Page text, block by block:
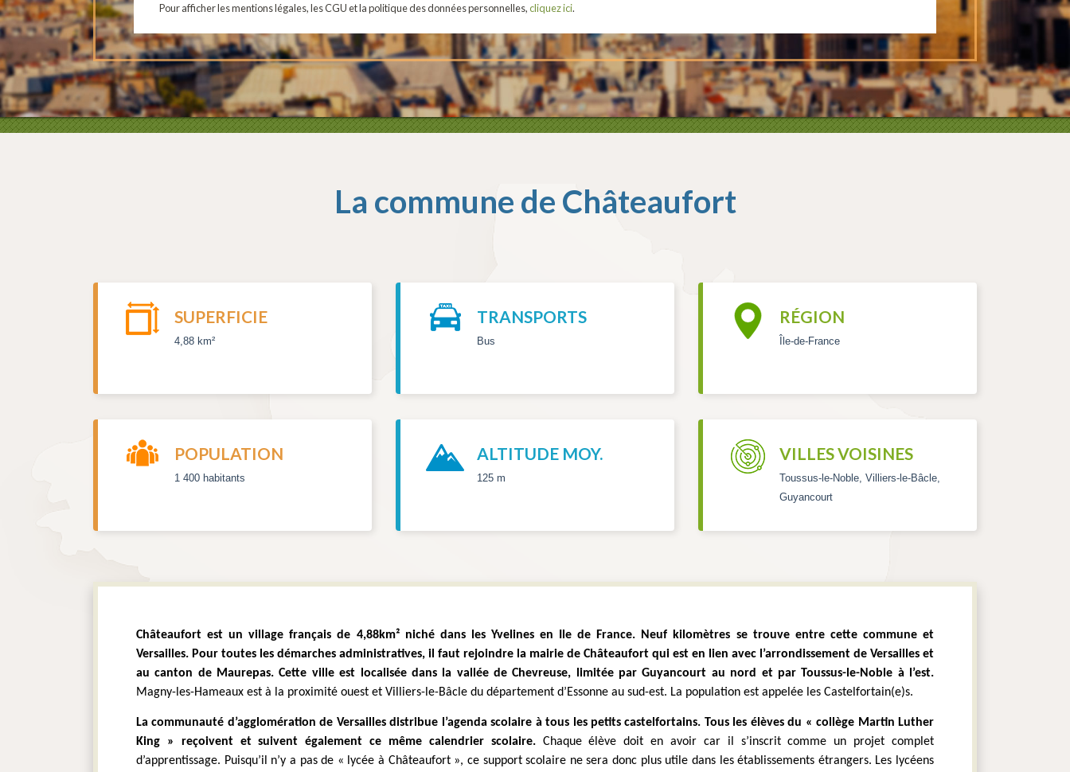
Pour afficher les mentions légales, les CGU et la politique des données personnelles,cliquez ici.
La commune de Châteaufort
SUPERFICIE
4,88 km²
POPULATION
1 400 habitants
TRANSPORTS
Bus
ALTITUDE MOY.
125 m
RÉGION
Île-de-France
VILLES VOISINES
Toussus-le-Noble, Villiers-le-Bâcle,
Guyancourt
Châteaufort est un village français de 4,88km² niché dans les Yvelines en Ile de France. Neuf kilomètres se trouve entre cette commune et
Versailles. Pour toutes les démarches administratives, il faut rejoindre la mairie de Châteaufort qui est en lien avec l’arrondissement de Versailles et
Magny-les-Hameaux est à la proximité ouest et Villiers-le-Bâcle du département d’Essonne au sud-est. La population est appelée les Castelfortain(e)s.
La communauté d’agglomération de Versailles distribue l’agenda scolaire à tous les petits castelfortains. Tous les élèves du « collège Martin Luther
King » reçoivent et suivent également ce même calendrier scolaire. Chaque élève doit en avoir car il s’inscrit comme un projet complet
d’apprentissage. Puisqu’il n’y a pas de « lycée à Châteaufort », ce support scolaire ne sera donc plus utile dans les établissements étrangers. Les lycéens